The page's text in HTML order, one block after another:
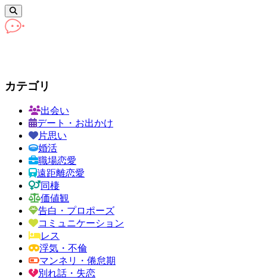
カテゴリ
出会い
デート・お出かけ
片思い
婚活
職場恋愛
遠距離恋愛
同棲
価値観
告白・プロポーズ
コミュニケーション
レス
浮気・不倫
マンネリ・倦怠期
別れ話・失恋